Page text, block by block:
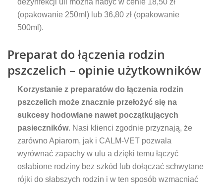
(opakowanie 250ml) lub 36,80 zł (opakowanie
500ml).
Preparat do łączenia rodzin
pszczelich – opinie użytkowników
Korzystanie z preparatów do łączenia rodzin
pszczelich może znacznie przełożyć się na
sukcesy hodowlane nawet początkujących
pasieczników. Nasi klienci zgodnie przyznają, że
zarówno Apiarom, jak i CALM-VET pozwala
wyrównać zapachy w ulu a dzięki temu łączyć
osłabione rodziny bez szkód lub dołączać schwytane
rójki do słabszych rodzin i w ten sposób wzmacniać